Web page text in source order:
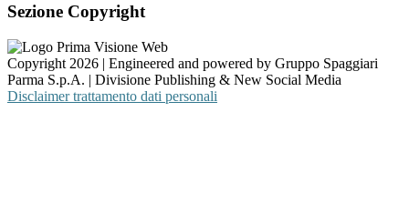
Sezione Copyright
Copyright 2026 | Engineered and powered by Gruppo Spaggiari
Parma S.p.A. | Divisione Publishing & New Social Media
Disclaimer trattamento dati personali